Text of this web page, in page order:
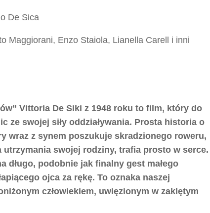
De Sica
Maggiorani, Enzo Staiola, Lianella Carell i inni
Vittoria De Siki z 1948 roku to film, który do
ze swojej siły oddziaływania. Prosta historia o
wraz z synem poszukuje skradzionego roweru,
utrzymania swojej rodziny, trafia prosto w serce.
długo, podobnie jak finalny gest małego
ojca za rękę. To oznaka naszej
człowiekiem, uwięzionym w zaklętym